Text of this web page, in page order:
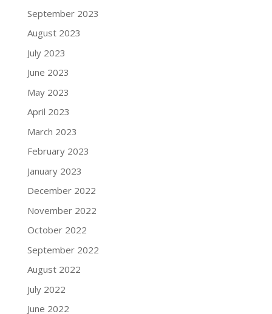
September 2023
August 2023
July 2023
June 2023
May 2023
April 2023
March 2023
February 2023
January 2023
December 2022
November 2022
October 2022
September 2022
August 2022
July 2022
June 2022